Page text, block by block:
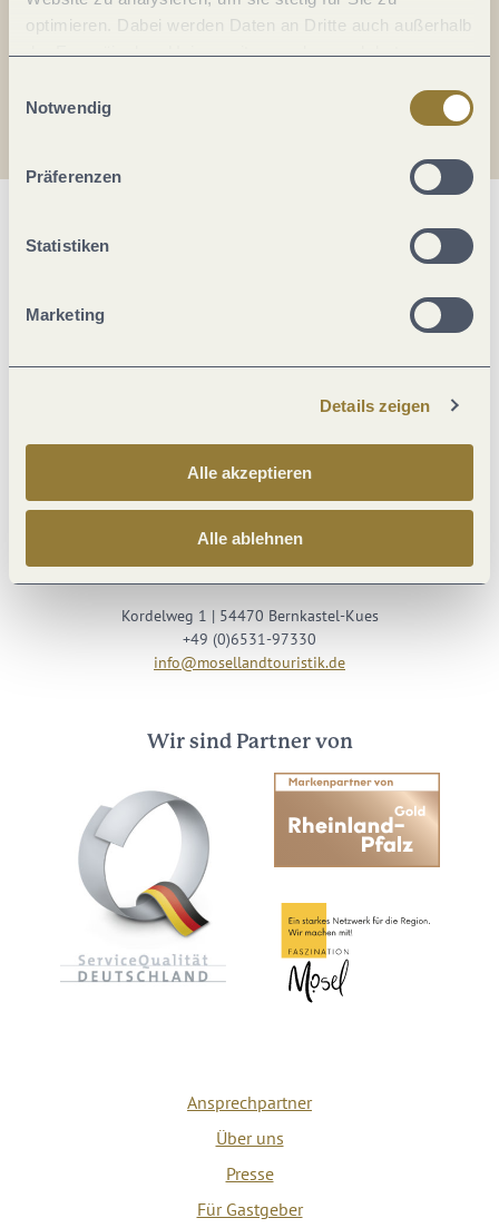
optimieren. Dabei werden Daten an Dritte auch außerhalb
der Europäischen Union weitergegeben und dort
jederzeit widerrufen werden. Mit der Auswahl "Alle
ablehnen" kann es zu Beeinträchtigungen in der Nutzung
Notwendig
Präferenzen
Statistiken
Marketing
Details zeigen
Alle akzeptieren
Alle ablehnen
Besuche uns auf
Youtube
Kordelweg 1 | 54470 Bernkastel-Kues
+49 (0)6531-97330
info@mosellandtouristik.de
Wir sind Partner von
Ansprechpartner
Über uns
Presse
Für Gastgeber